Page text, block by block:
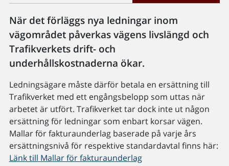
När det förläggs nya ledningar inom
vägområdet påverkas vägens livslängd och
Trafikverkets drift- och
underhållskostnaderna ökar.
Ledningsägare måste därför betala en ersättning till
Trafikverket med ett engångsbelopp som uttas när
arbetet är utfört. Trafikverket tar dock inte ut någon
ersättning för ledningar som enbart korsar vägen.
Mallar för fakturaunderlag baserade på varje års
ersättningsnivå för respektive standardavtal finns här:
Länk till Mallar för fakturaunderlag